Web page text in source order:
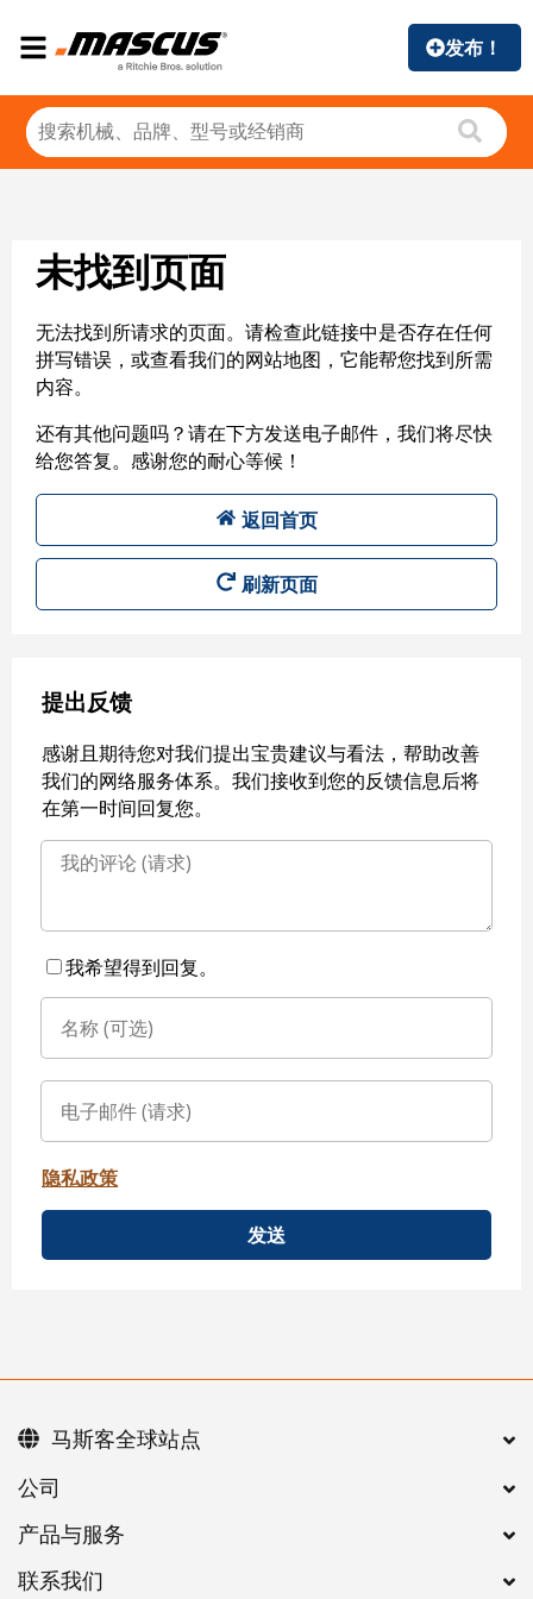
发布！
未找到页面
无法找到所请求的页面。请检查此链接中是否存在任何
拼写错误，或查看我们的网站地图，它能帮您找到所需
内容。
还有其他问题吗？请在下方发送电子邮件，我们将尽快
给您答复。感谢您的耐心等候！
返回首页
刷新页面
提出反馈
感谢且期待您对我们提出宝贵建议与看法，帮助改善
我们的网络服务体系。我们接收到您的反馈信息后将
在第一时间回复您。
我希望得到回复。
隐私政策
发送
公司
产品与服务
联系我们
马斯客全球站点